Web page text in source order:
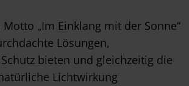
„Im Einklang mit der Sonne“
Lösungen,
bieten und gleichzeitig die
Lichtwirkung